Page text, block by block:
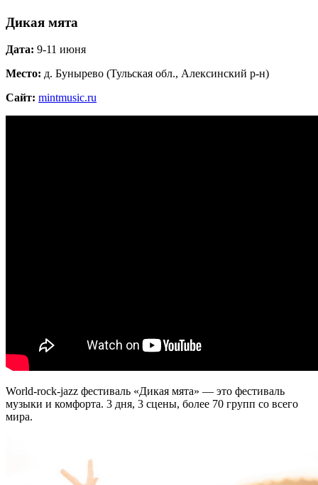
Дикая мята
Дата: 9-11 июня
Место: д. Бунырево (Тульская обл., Алексинский р-н)
Сайт: mintmusic.ru
World-rock-jazz фестиваль «Дикая мята» — это фестиваль
музыки и комфорта. 3 дня, 3 сцены, более 70 групп со всего
мира.